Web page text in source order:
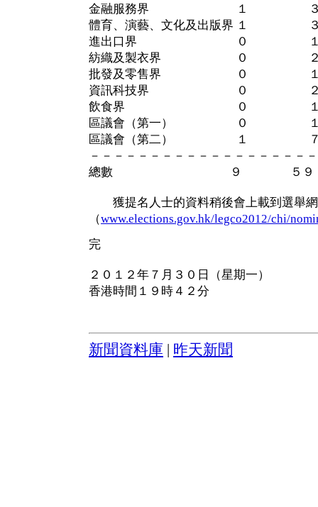
金融服務界 １ ３（一
體育、演藝、文化及出版界 １
進出口界 ０
紡織及製衣界 ０
批發及零售界 ０
資訊科技界 ０
飲食界 ０
區議會（第一） ０
區議會（第二） １
－－－－－－－－－－－－－－－－－－
總數 ９ ５９（二人
獲提名人士的資料稍後會上載到選舉
（www.elections.gov.hk/legco2012/chi/
完
２０１２年７月３０日（星期一）
香港時間１９時４２分
新聞資料庫 昨天新聞